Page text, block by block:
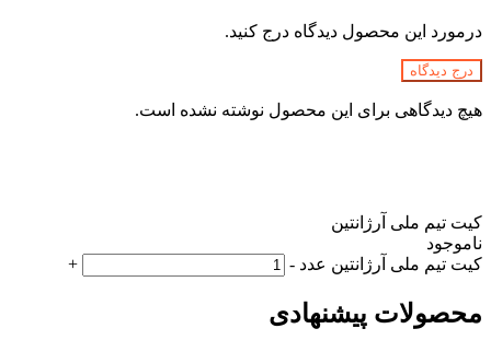
درمورد این محصول دیدگاه درج کنید.
درج دیدگاه
هیچ دیدگاهی برای این محصول نوشته نشده است.
کیت تیم ملی آرژانتین
ناموجود
کیت تیم ملی آرژانتین عدد -
+
محصولات پیشنهادی